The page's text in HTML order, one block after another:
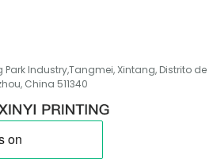
Park Industry,Tangmei, Xintang, Distrito de
China 511340